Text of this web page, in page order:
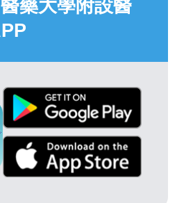
藥大學附設醫